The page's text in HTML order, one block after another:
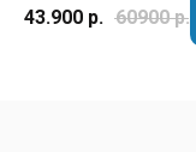
43.900 р. 60900 р.